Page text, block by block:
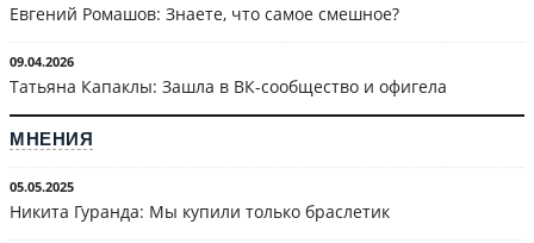
Евгений Ромашов: Знаете, что самое смешное?
09.04.2026
Татьяна Капаклы: Зашла в ВК-сообщество и офигела
МНЕНИЯ
05.05.2025
Никита Гуранда: Мы купили только браслетик